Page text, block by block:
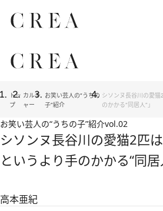
トッ
プ
カルチ
ャー
お笑い芸人の“うちの
子”紹介
シソンヌ長谷川の愛
のかかる“同居人”」
お笑い芸人の“うちの子”紹介vol.02
シソンヌ長谷川の愛猫2匹
というより手のかかる“同居
高本亜紀